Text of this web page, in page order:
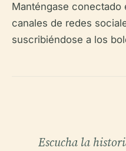
Manténgase
canales de redes
suscribiéndose a los
Escucha la